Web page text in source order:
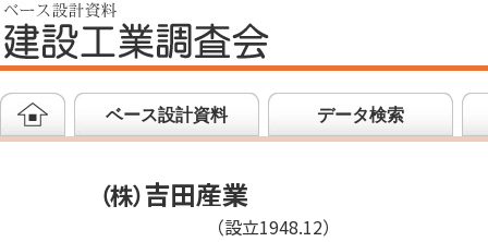
ベース設計資料 データ検索
（株）吉田産業
（設立1948.12）